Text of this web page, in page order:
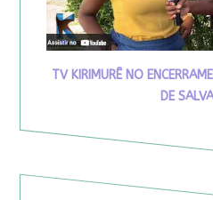
TV KIRIMURÊ NO
DE